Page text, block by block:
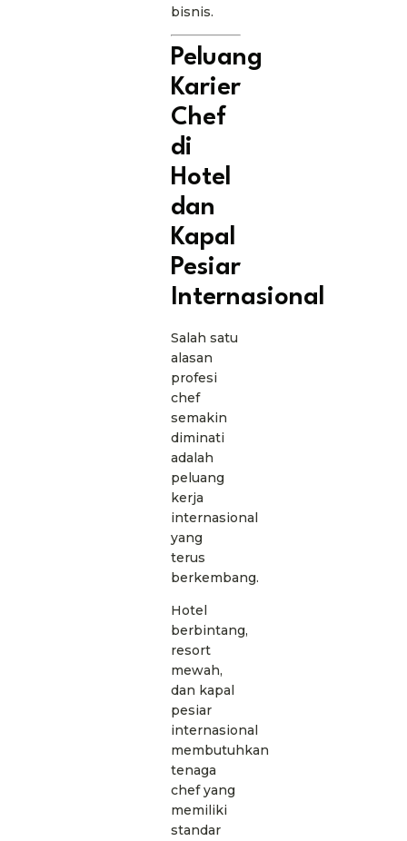
bisnis.
Peluang
Karier
Chef
di
Hotel
dan
Kapal
Pesiar
Internasional
Salah satu
alasan
profesi
chef
semakin
diminati
adalah
peluang
kerja
internasional
yang
terus
berkembang.
Hotel
berbintang,
resort
mewah,
dan kapal
pesiar
internasional
membutuhkan
tenaga
chef yang
memiliki
standar